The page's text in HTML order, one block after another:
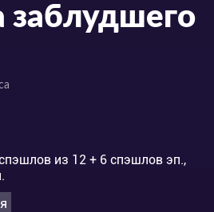
заблудшего
из 12 + 6 спэшлов эп.,